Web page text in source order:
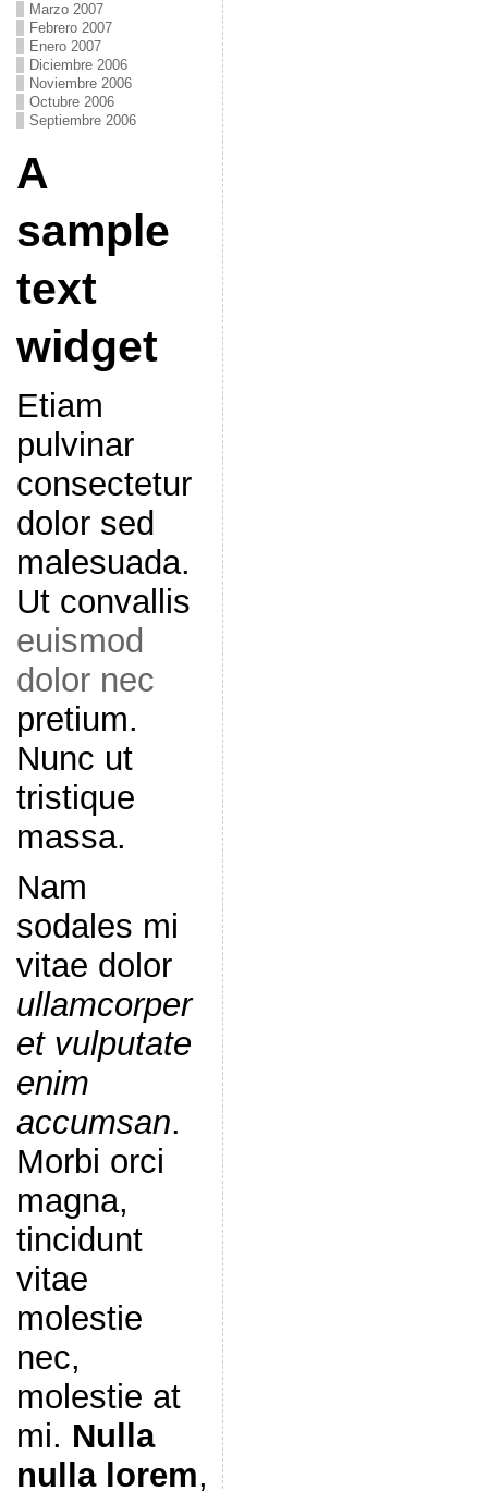
Marzo 2007
Febrero 2007
Enero 2007
Diciembre 2006
Noviembre 2006
Octubre 2006
Septiembre 2006
A
sample
text
widget
Etiam
pulvinar
consectetur
dolor sed
malesuada.
Ut convallis
euismod
dolor nec
pretium.
Nunc ut
tristique
massa.
Nam
sodales mi
vitae dolor
ullamcorper
et vulputate
enim
accumsan.
Morbi orci
magna,
tincidunt
vitae
molestie
nec,
molestie at
mi. Nulla
nulla lorem,